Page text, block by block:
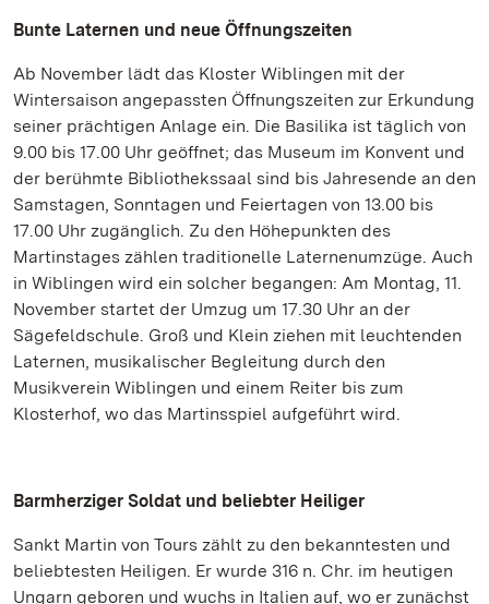
Bunte Laternen und neue Öffnungszeiten
Ab November lädt das Kloster Wiblingen mit der
Wintersaison angepassten Öffnungszeiten zur Erkundung
seiner prächtigen Anlage ein. Die Basilika ist täglich von
9.00 bis 17.00 Uhr geöffnet; das Museum im Konvent und
der berühmte Bibliothekssaal sind bis Jahresende an den
Samstagen, Sonntagen und Feiertagen von 13.00 bis
17.00 Uhr zugänglich. Zu den Höhepunkten des
Martinstages zählen traditionelle Laternenumzüge. Auch
in Wiblingen wird ein solcher begangen: Am Montag, 11.
November startet der Umzug um 17.30 Uhr an der
Sägefeldschule. Groß und Klein ziehen mit leuchtenden
Laternen, musikalischer Begleitung durch den
Musikverein Wiblingen und einem Reiter bis zum
Klosterhof, wo das Martinsspiel aufgeführt wird.
Barmherziger Soldat und beliebter Heiliger
Sankt Martin von Tours zählt zu den bekanntesten und
beliebtesten Heiligen. Er wurde 316 n. Chr. im heutigen
Ungarn geboren und wuchs in Italien auf, wo er zunächst